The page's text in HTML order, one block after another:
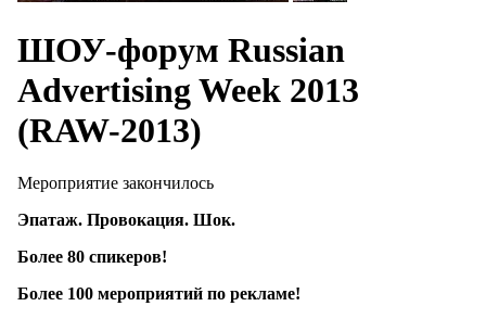
ШОУ-форум Russian
Advertising Week 2013
(RAW-2013)
Мероприятие закончилось
Эпатаж. Провокация. Шок.
Более 80 спикеров!
Более 100 мероприятий по рекламе!